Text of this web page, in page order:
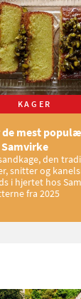
KAGER
de mest
den
snitter og
i hjertet hos
fra 2025